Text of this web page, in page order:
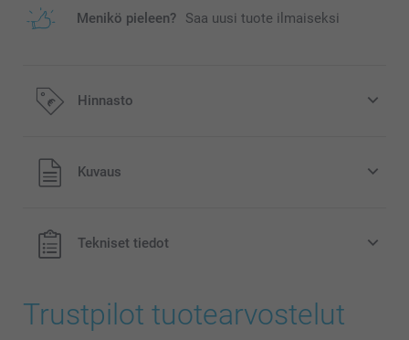
Menikö pieleen? Saa uusi tuote ilmaiseksi
Hinnasto
Kaikki hinnat ovat euroina, sisältävät arvonlisäveron ja
eivät sisällä postikuluja.
Kuvaus
Tekniset tiedot
Trustpilot tuotearvostelut